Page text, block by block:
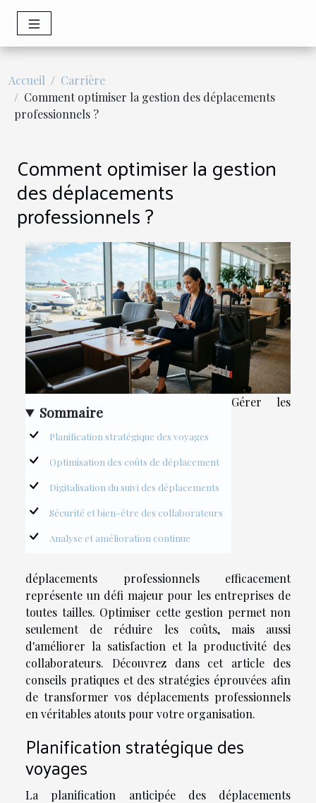
Accueil
Carrière
Comment optimiser la gestion des déplacements
professionnels ?
Comment optimiser la gestion
des déplacements
professionnels ?
Sommaire
Planification stratégique des voyages
Optimisation des coûts de déplacement
Digitalisation du suivi des déplacements
Sécurité et bien-être des collaborateurs
Analyse et amélioration continue
Gérer les
déplacements professionnels efficacement
représente un défi majeur pour les entreprises de
toutes tailles. Optimiser cette gestion permet non
seulement de réduire les coûts, mais aussi
d'améliorer la satisfaction et la productivité des
collaborateurs. Découvrez dans cet article des
conseils pratiques et des stratégies éprouvées afin
de transformer vos déplacements professionnels
en véritables atouts pour votre organisation.
Planification stratégique des
voyages
La planification anticipée des déplacements